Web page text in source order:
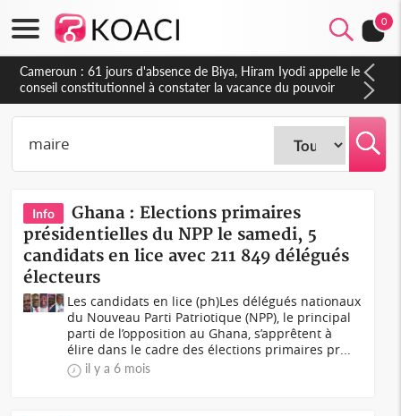
0
Cameroun : 61 jours d'absence de Biya, Hiram Iyodi appelle le
conseil constitutionnel à constater la vacance du pouvoir
Info
Ghana : Elections primaires
présidentielles du NPP le samedi, 5
candidats en lice avec 211 849 délégués
électeurs
Les candidats en lice (ph)Les délégués nationaux
du Nouveau Parti Patriotique (NPP), le principal
parti de l’opposition au Ghana, s’apprêtent à
élire dans le cadre des élections primaires pr...
il y a 6 mois